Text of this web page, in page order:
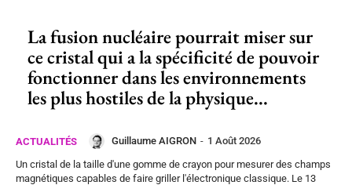
La fusion nucléaire pourrait miser sur
ce cristal qui a la spécificité de pouvoir
fonctionner dans les environnements
les plus hostiles de la physique...
ACTUALITÉS Guillaume AIGRON - 1 Août 2026
Un cristal de la taille d'une gomme de crayon pour mesurer des champs
magnétiques capables de faire griller l'électronique classique. Le 13